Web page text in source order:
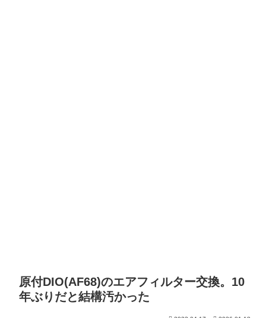
原付DIO(AF68)のエアフィルター交換。10
年ぶりだと結構汚かった